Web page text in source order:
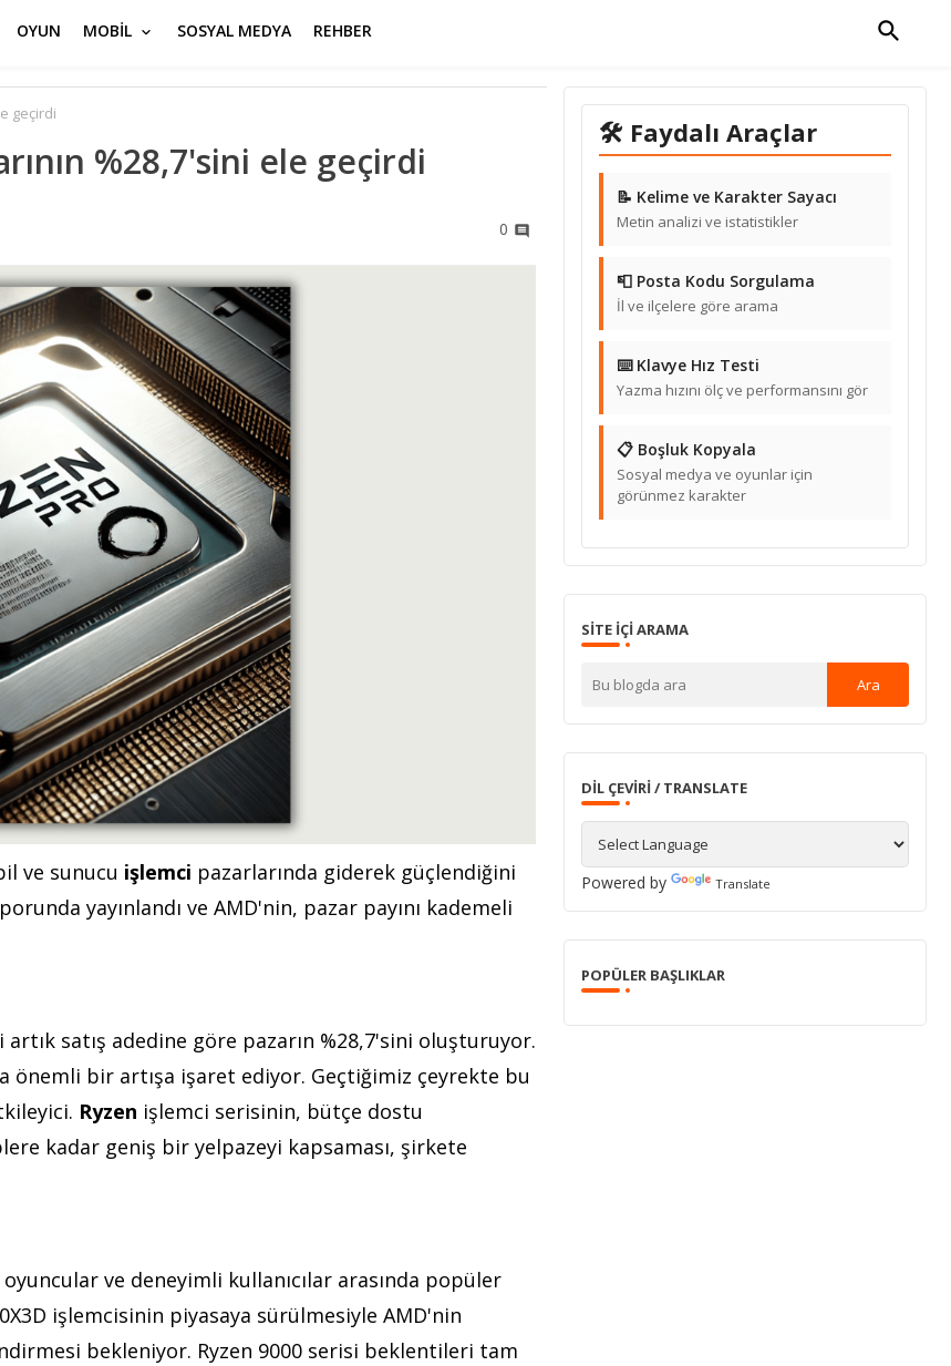
OYUN MOBİL SOSYAL MEDYA REHBER
geçirdi
%28,7'sini ele geçirdi
0
ve sunucu işlemci pazarlarında giderek güçlendiğini
yayınlandı ve AMD'nin, pazar payını kademeli
satış adedine göre pazarın %28,7'sini oluşturuyor.
önemli bir artışa işaret ediyor. Geçtiğimiz çeyrekte bu
Ryzen işlemci serisinin, bütçe dostu
kadar geniş bir yelpazeyi kapsaması, şirkete
ve deneyimli kullanıcılar arasında popüler
işlemcisinin piyasaya sürülmesiyle AMD'nin
bekleniyor. Ryzen 9000 serisi beklentileri tam
🛠 Faydalı Araçlar
📝 Kelime ve Karakter Sayacı
Metin analizi ve istatistikler
📮 Posta Kodu Sorgulama
İl ve ilçelere göre arama
⌨️ Klavye Hız Testi
Yazma hızını ölç ve performansını gör
📋 Boşluk Kopyala
Sosyal medya ve oyunlar için
görünmez karakter
SITE IÇI ARAMA
DIL ÇEVIRI / TRANSLATE
Powered by Translate
POPÜLER BAŞLIKLAR